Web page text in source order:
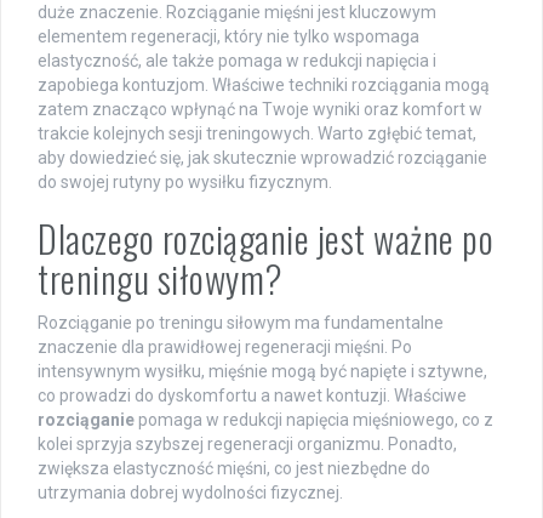
duże znaczenie. Rozciąganie mięśni jest kluczowym
elementem regeneracji, który nie tylko wspomaga
elastyczność, ale także pomaga w redukcji napięcia i
zapobiega kontuzjom. Właściwe techniki rozciągania mogą
zatem znacząco wpłynąć na Twoje wyniki oraz komfort w
trakcie kolejnych sesji treningowych. Warto zgłębić temat,
aby dowiedzieć się, jak skutecznie wprowadzić rozciąganie
do swojej rutyny po wysiłku fizycznym.
Dlaczego rozciąganie jest ważne po
treningu siłowym?
Rozciąganie po treningu siłowym ma fundamentalne
znaczenie dla prawidłowej regeneracji mięśni. Po
intensywnym wysiłku, mięśnie mogą być napięte i sztywne,
co prowadzi do dyskomfortu a nawet kontuzji. Właściwe
rozciąganie pomaga w redukcji napięcia mięśniowego, co z
kolei sprzyja szybszej regeneracji organizmu. Ponadto,
zwiększa elastyczność mięśni, co jest niezbędne do
utrzymania dobrej wydolności fizycznej.